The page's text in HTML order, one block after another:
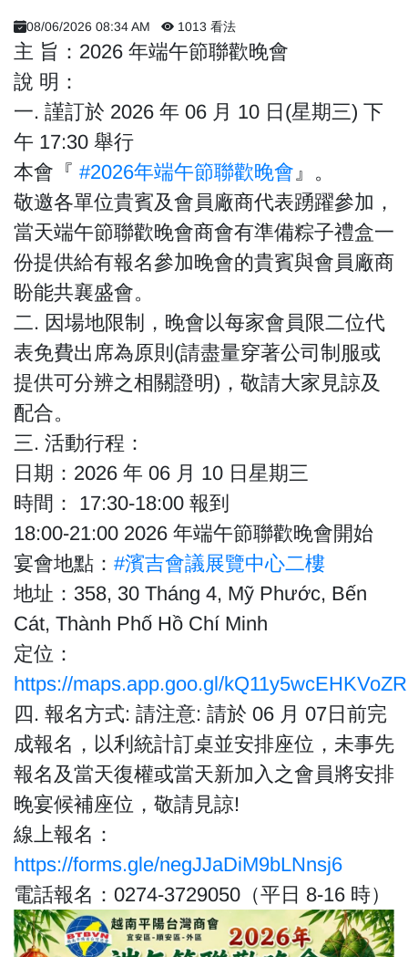
08/06/2026 08:34 AM 1013 看法
主 旨：2026 年端午節聯歡晚會
說 明：
一. 謹訂於 2026 年 06 月 10 日(星期三) 下
午 17:30 舉行
本會『 #2026年端午節聯歡晚會 』。
敬邀各單位貴賓及會員廠商代表踴躍參加，
當天端午節聯歡晚會商會有準備粽子禮盒一
份提供給有報名參加晚會的貴賓與會員廠商
盼能共襄盛會。
二. 因場地限制，晚會以每家會員限二位代
表免費出席為原則(請盡量穿著公司制服或
提供可分辨之相關證明)，敬請大家見諒及
配合。
三. 活動行程：
日期：2026 年 06 月 10 日星期三
時間： 17:30-18:00 報到
18:00-21:00 2026 年端午節聯歡晚會開始
宴會地點： #濱吉會議展覽中心二樓
地址：358, 30 Tháng 4, Mỹ Phước, Bến
Cát, Thành Phố Hồ Chí Minh
定位：
https://maps.app.goo.gl/
四. 報名方式: 請注意: 請於 06 月 07日前完
成報名，以利統計訂桌並安排座位，未事先
報名及當天復權或當天新加入之會員將安排
晚宴候補座位，敬請見諒!
線上報名：
https://forms.gle/negJJaDiM9bLNnsj6
電話報名：0274-3729050（平日 8-16 時）